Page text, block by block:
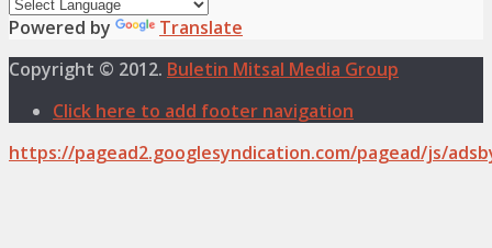
Powered by
Translate
Copyright © 2012. Buletin Mitsal Media Group
Click here to add footer navigation
https://pagead2.googlesyndication.com/pagead/js/